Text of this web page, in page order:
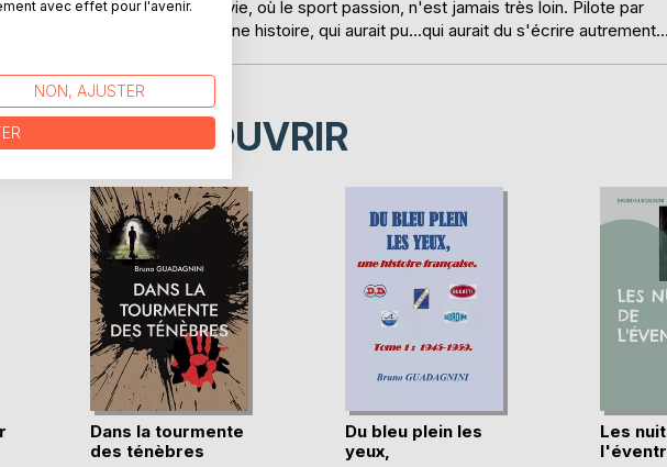
De quoi occuper toute une vie, où le sport passion, n'est jamais très loin. Pilote par
entré de plain-pied dans une histoire, qui aurait pu...qui aurait du s'écrire
À DÉCOUVRIR
Dans la tourmente
des ténèbres
Du bleu plein les
yeux,
Les
avec effet pour l'avenir.
NON, AJUSTER